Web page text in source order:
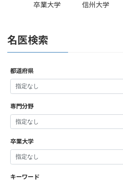
卒業大学
信州大学
名医検索
都道府県
専門分野
卒業大学
キーワード